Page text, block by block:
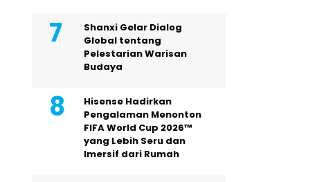
Shanxi Gelar Dialog
Global tentang
Pelestarian Warisan
Budaya
Hisense Hadirkan
Pengalaman Menonton
FIFA World Cup 2026™
yang Lebih Seru dan
Imersif dari Rumah